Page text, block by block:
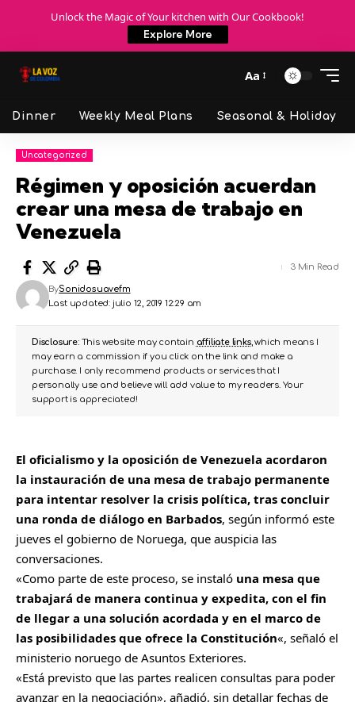
Unlock the Magic of Your kitchen with Our Cookbook!
Explore More
Aa
Dinner Weekly Meal Plans Seasonal & Holiday
Uncategorized
Régimen y oposición acuerdan
crear una mesa de trabajo en
Venezuela
Last updated: julio 12, 2019 12:29 am
BySonidosuavefm
3 Min Read
Disclosure:This website may contain affiliate links, which means I
may earn a commission if you click on the link and make a
purchase. I only recommend products or services that I
personally use and believe will add value to my readers. Your
support is appreciated!
El oficialismo y la oposición de Venezuela acordaron
la instauración de una mesa de trabajo permanente
para intentar resolver la crisis política, tras concluir
una ronda de diálogo en Barbados, según informó este
jueves el gobierno de Noruega, que auspicia las
conversaciones.
«Como parte de este proceso, se instaló una mesa que
trabajará de manera continua y expedita, con el fin
de llegar a una solución acordada y en el marco de
las posibilidades que ofrece la Constitución«, señaló el
ministerio noruego de Asuntos Exteriores.
«Está previsto que las partes realicen consultas para poder
avanzar en la negociación», añadió, sin detallar fechas de